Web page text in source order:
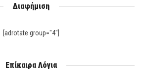
Διαφήμιση
[adrotate group="4"]
Επίκαιρα Λόγια